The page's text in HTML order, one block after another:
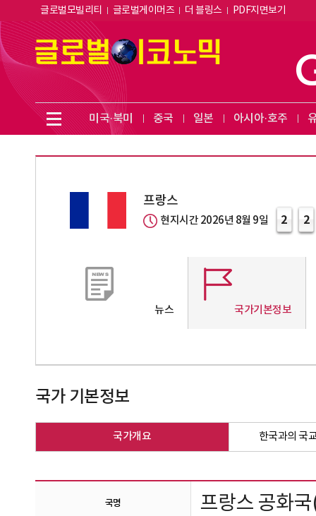
글로벌모빌리티 글로벌게이머즈 더 블링스 PDF지면보기
미국·북미 중국 일본 아시아·호주
프랑스
현지시간 2026년 8월 9일 2 2
뉴스 국가기본정보
국가 기본정보
국가개요 한국과의 국
국명 프랑스 공화